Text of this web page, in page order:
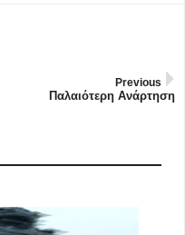
Previous
Παλαιότερη Ανάρτηση